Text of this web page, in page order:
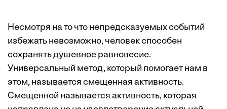
Несмотря на то что непредсказуемых событий
избежать невозможно, человек способен
сохранять душевное равновесие.
Универсальный метод, который помогает нам в
этом, называется смещенная активность.
Смещенной называется активность, которая